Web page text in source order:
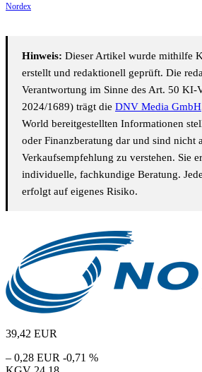
Nordex
Hinweis: Dieser Artikel wurde mithilfe
erstellt und redaktionell geprüft. Die
Verantwortung im Sinne des Art. 50 KI-
2024/1689) trägt die DNV Media GmbH
World bereitgestellten Informationen
oder Finanzberatung dar und sind nicht
Verkaufsempfehlung zu verstehen. Sie
individuelle, fachkundige Beratung.
erfolgt auf eigenes Risiko.
39,42 EUR
– 0,28 EUR -0,71 %